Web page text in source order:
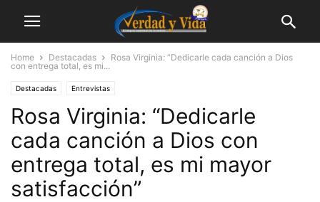
Home Destacadas
Rosa Virginia: “Dedicarle cada canción a Dios
con entrega total, es mi...
Destacadas Entrevistas
Rosa Virginia: “Dedicarle
cada canción a Dios con
entrega total, es mi mayor
satisfacción”